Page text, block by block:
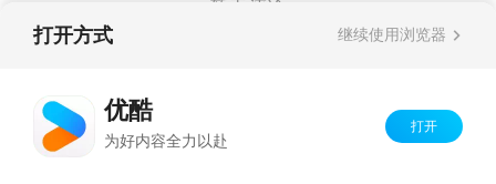
暂无评论
打开方式 继续使用浏览器
优酷
为好内容全力以赴
打开